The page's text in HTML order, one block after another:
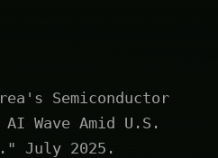
Semiconductor
Wave Amid U.S.
July 2025.